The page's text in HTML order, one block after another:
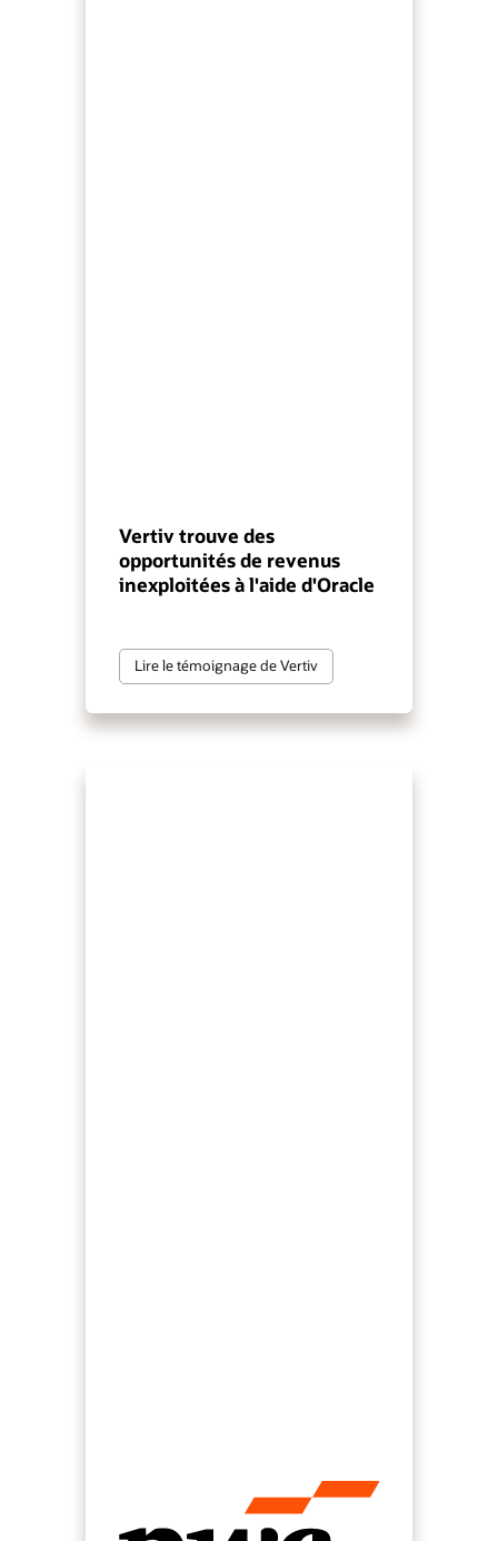
Vertiv trouve des
opportunités de revenus
inexploitées à l'aide d'Oracle
Lire le témoignage de Vertiv